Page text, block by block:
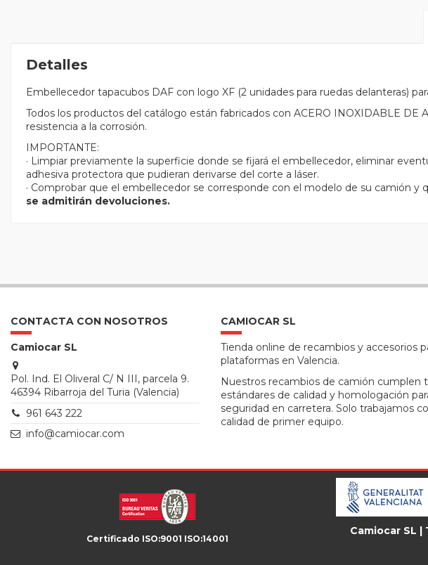
Detalles
Embellecedor tapacubos DAF con logo XF (2 unidades para ruedas delanteras)
Todos los productos del catálogo están fabricados con ACERO INOXIDABLE DE
resistencia a la corrosión.
IMPORTANTE:
· Limpiar previamente la superficie donde se fijará el embellecedor, eliminar
adhesiva protectora que pudieran derivarse del corte a láser.
· Comprobar que el embellecedor se corresponde con el modelo de su camión y
se admitirán devoluciones.
CONTACTA CON NOSOTROS
Camiocar SL
Pol. Ind. El Oliveral C/ N III, parcela 9.
46394 Ribarroja del Turia (Valencia)
961 643 222
info@camiocar.com
CAMIOCAR SL
Tienda online de recambios y accesorios
plataformas en Valencia.
Nuestros recambios de camión cumplen
estándares de calidad y homologación
seguridad en carretera. Solo trabajamos
calidad de primer equipo.
Certificado ISO:9001 ISO:14001
Camiocar SL